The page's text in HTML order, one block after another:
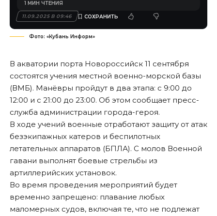
11.09.2025 В 09:46
1 МИН ЧТЕНИЯ
Фото: «Кубань Информ»
В акватории порта Новороссийск 11 сентября
состоятся учения местной военно-морской базы
(ВМБ). Манёвры пройдут в два этапа: с 9:00 до
12:00 и с 21:00 до 23:00. Об этом сообщает пресс-
служба администрации города-героя.
В ходе учений военные отработают защиту от атак
безэкипажных катеров и беспилотных
летательных аппаратов (БПЛА). С молов Военной
гавани выполнят боевые стрельбы из
артиллерийских установок.
Во время проведения мероприятий будет
временно запрещено: плавание любых
маломерных судов, включая те, что не подлежат